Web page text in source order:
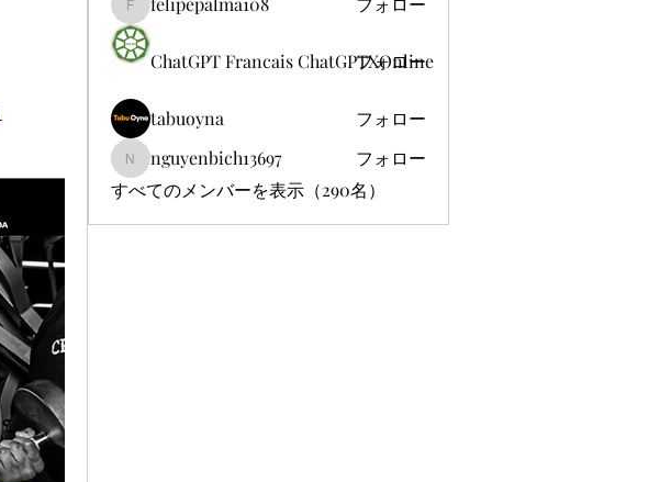
felipepalma108
ChatGPT Francais ChatGPTXOnline
フォロー
tabuoyna フォロー
nguyenbich13697
nguyenbich13697
フォロー
すべてのメンバーを表示（290名）